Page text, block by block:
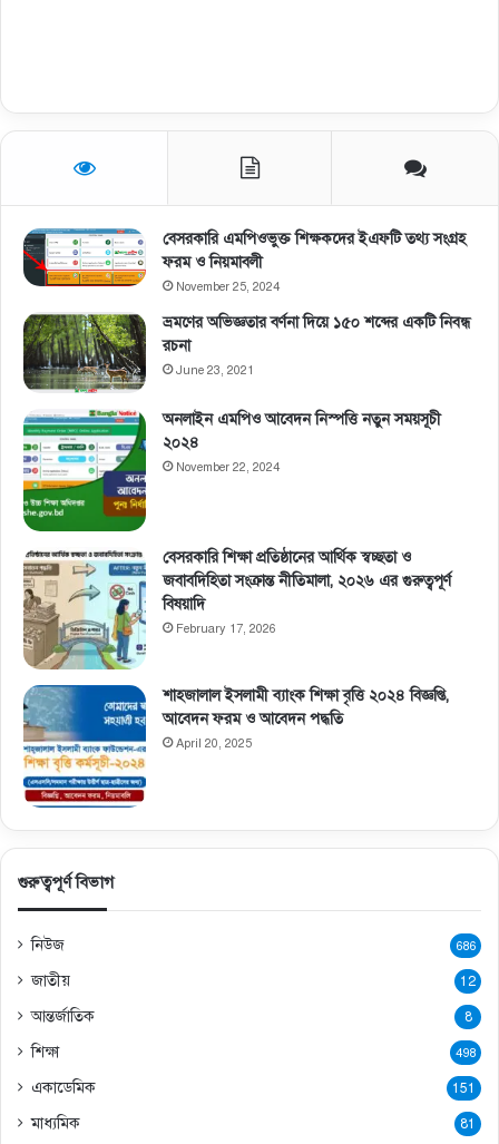
বেসরকারি এমপিওভুক্ত শিক্ষকদের ইএফটি তথ্য সংগ্রহ
ফরম ও নিয়মাবলী
November 25, 2024
ভ্রমণের অভিজ্ঞতার বর্ণনা দিয়ে ১৫০ শব্দের একটি নিবন্ধ
রচনা
June 23, 2021
অনলাইন এমপিও আবেদন নিস্পত্তি নতুন সময়সূচী
২০২৪
November 22, 2024
বেসরকারি শিক্ষা প্রতিষ্ঠানের আর্থিক স্বচ্ছতা ও
জবাবদিহিতা সংক্রান্ত নীতিমালা, ২০২৬ এর গুরুত্বপূর্ণ
বিষয়াদি
February 17, 2026
শাহজালাল ইসলামী ব্যাংক শিক্ষা বৃত্তি ২০২৪ বিজ্ঞপ্তি,
আবেদন ফরম ও আবেদন পদ্ধতি
April 20, 2025
গুরুত্বপূর্ণ বিভাগ
নিউজ 686
জাতীয় 12
আন্তর্জাতিক 8
শিক্ষা 498
একাডেমিক 151
মাধ্যমিক 81